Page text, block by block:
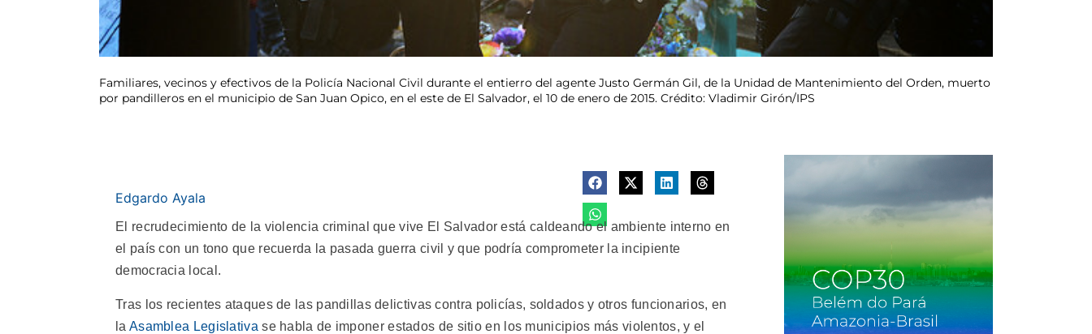
Familiares, vecinos y efectivos de la Policía Nacional Civil durante el entierro del agente Justo Germán Gil, de la Unidad de Mantenimiento del Orden, muerto
por pandilleros en el municipio de San Juan Opico, en el este de El Salvador, el 10 de enero de 2015. Crédito: Vladimir Girón/IPS
Edgardo Ayala
El recrudecimiento de la violencia criminal que vive El Salvador está caldeando el ambiente interno en
el país con un tono que recuerda la pasada guerra civil y que podría comprometer la incipiente
democracia local.
Tras los recientes ataques de las pandillas delictivas contra policías, soldados y otros funcionarios, en
la Asamblea Legislativa se habla de imponer estados de sitio en los municipios más violentos, y el